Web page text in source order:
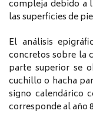
compleja debido a
las superficies de
El análisis
concretos sobre la
parte superior se
cuchillo o hacha
signo calendárico
corresponde al año